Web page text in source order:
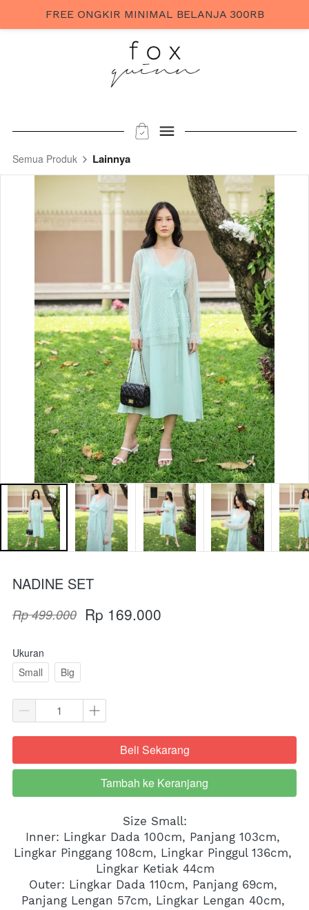
Semua Produk Lainnya
NADINE SET
Rp 499.000 Rp 169.000
Ukuran
Small
Big
`Beli Sekarang
`
Tambah ke Keranjang
Size Small:
Inner: Lingkar Dada 100cm, Panjang 103cm,
Lingkar Pinggang 108cm, Lingkar Pinggul 136cm,
Lingkar Ketiak 44cm
Outer: Lingkar Dada 110cm, Panjang 69cm,
Panjang Lengan 57cm, Lingkar Lengan 40cm,
FREE ONGKIR MINIMAL BELANJA 300RB